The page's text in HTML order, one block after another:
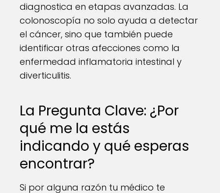
diagnostica en etapas avanzadas. La
colonoscopía no solo ayuda a detectar
el cáncer, sino que también puede
identificar otras afecciones como la
enfermedad inflamatoria intestinal y
diverticulitis.
La Pregunta Clave: ¿Por
qué me la estás
indicando y qué esperas
encontrar?
Si por alguna razón tu médico te